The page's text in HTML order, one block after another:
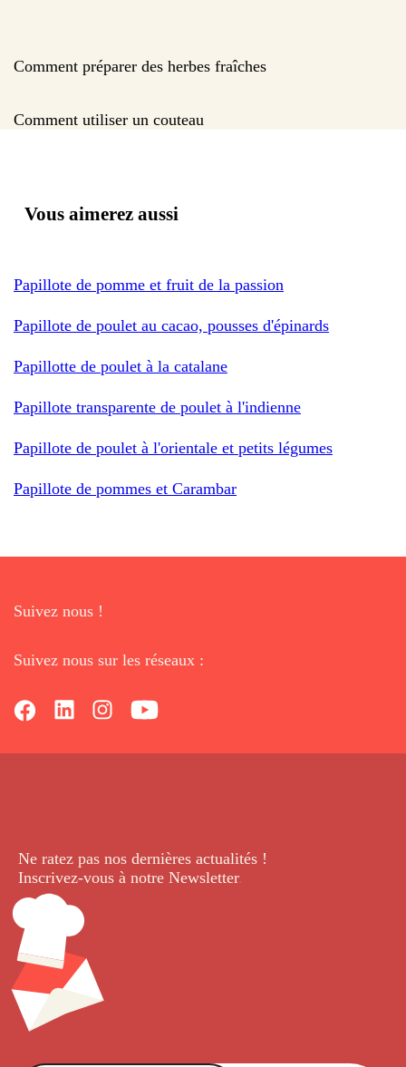
Comment préparer des herbes fraîches
Comment utiliser un couteau
Vous aimerez aussi
Papillote de pomme et fruit de la passion
Papillote de poulet au cacao, pousses d'épinards
Papillotte de poulet à la catalane
Papillote transparente de poulet à l'indienne
Papillote de poulet à l'orientale et petits légumes
Papillote de pommes et Carambar
Suivez nous !
Suivez nous sur les réseaux :
Ne ratez pas nos dernières actualités !
Inscrivez-vous à notre Newsletter.